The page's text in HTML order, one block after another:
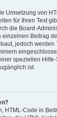
Umsetzung von
für Ihren Text
die Board-
einzelnen Beitrag
jedoch werden
speziellen
ist.
HTML-Code in